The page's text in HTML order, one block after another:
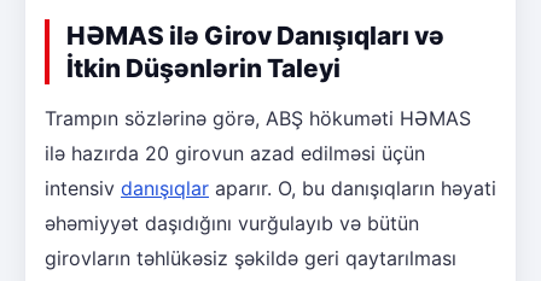
HƏMAS ilə Girov Danışıqları və
İtkin Düşənlərin Taleyi
Trampın sözlərinə görə, ABŞ hökuməti HƏMAS
ilə hazırda 20 girovun azad edilməsi üçün
intensiv danışıqlar aparır. O, bu danışıqların həyati
əhəmiyyət daşıdığını vurğulayıb və bütün
girovların təhlükəsiz şəkildə geri qaytarılması